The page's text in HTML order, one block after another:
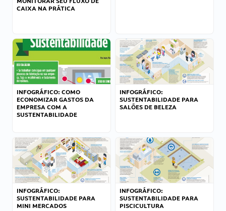
CAIXA NA PRÁTICA
INFOGRÁFICO: COMO
ECONOMIZAR GASTOS DA
EMPRESA COM A
SUSTENTABILIDADE
INFOGRÁFICO:
SUSTENTABILIDADE PARA
SALÕES DE BELEZA
INFOGRÁFICO:
SUSTENTABILIDADE PARA
MINI MERCADOS
INFOGRÁFICO:
SUSTENTABILIDADE PARA
PISCICULTURA